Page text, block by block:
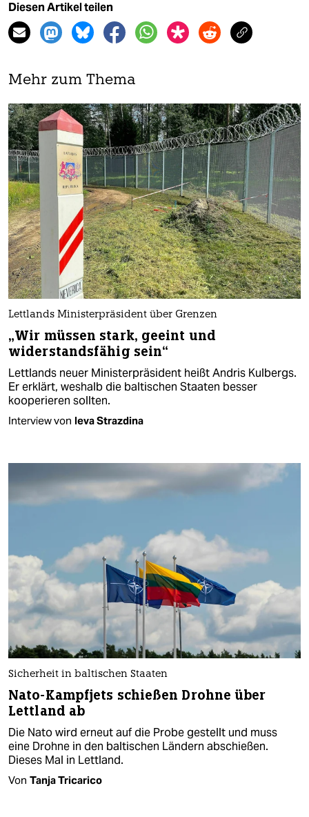
Diesen Artikel teilen
Mehr zum Thema
Lettlands Ministerpräsident über Grenzen
„Wir müssen stark, geeint und
widerstandsfähig sein“
Lettlands neuer Ministerpräsident heißt Andris Kulbergs.
Er erklärt, weshalb die baltischen Staaten besser
kooperieren sollten.
Interview von Ieva Strazdina
Sicherheit in baltischen Staaten
Nato-Kampfjets schießen Drohne über
Lettland ab
Die Nato wird erneut auf die Probe gestellt und muss
eine Drohne in den baltischen Ländern abschießen.
Dieses Mal in Lettland.
Von Tanja Tricarico